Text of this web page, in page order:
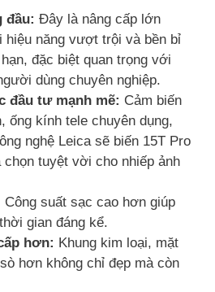
đầu: Đây là nâng cấp lớn
hiệu năng vượt trội và bền bỉ
đặc biệt quan trọng với
dùng chuyên nghiệp.
đầu tư mạnh mẽ: Cảm biến
ống kính tele chuyên dụng,
nghệ Leica sẽ biến 15T Pro
chọn tuyệt vời cho nhiếp ảnh
Công suất sạc cao hơn giúp
gian đáng kể.
hơn: Khung kim loại, mặt
hơn không chỉ đẹp mà còn